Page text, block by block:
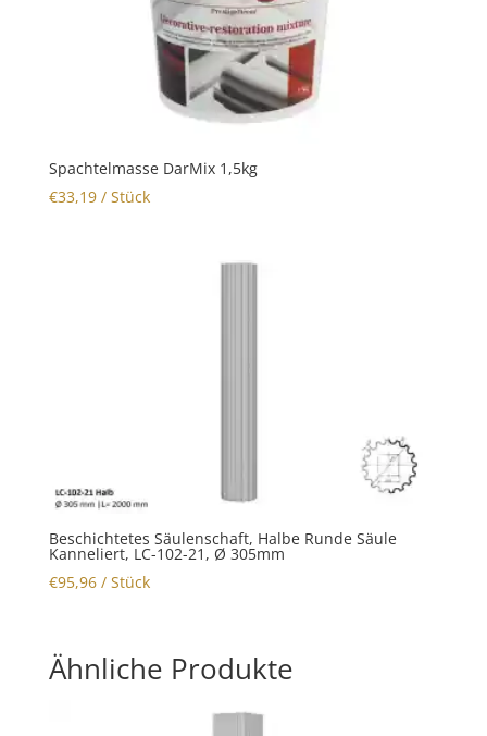
Spachtelmasse DarMix 1,5kg
€33,19/ Stück
Beschichtetes Säulenschaft, Halbe Runde Säule
Kanneliert, LC-102-21, Ø 305mm
€95,96/ Stück
Ähnliche Produkte